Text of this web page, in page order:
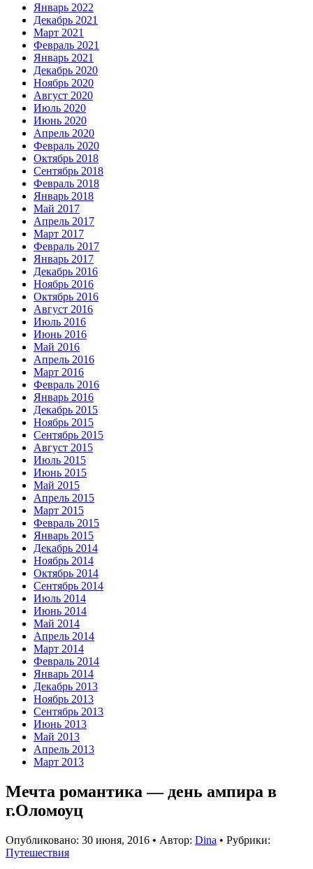
Январь 2022
Декабрь 2021
Март 2021
Февраль 2021
Январь 2021
Декабрь 2020
Ноябрь 2020
Август 2020
Июль 2020
Июнь 2020
Апрель 2020
Февраль 2020
Октябрь 2018
Сентябрь 2018
Февраль 2018
Январь 2018
Май 2017
Апрель 2017
Март 2017
Февраль 2017
Январь 2017
Декабрь 2016
Ноябрь 2016
Октябрь 2016
Август 2016
Июль 2016
Июнь 2016
Май 2016
Апрель 2016
Март 2016
Февраль 2016
Январь 2016
Декабрь 2015
Ноябрь 2015
Сентябрь 2015
Август 2015
Июль 2015
Июнь 2015
Май 2015
Апрель 2015
Март 2015
Февраль 2015
Январь 2015
Декабрь 2014
Ноябрь 2014
Октябрь 2014
Сентябрь 2014
Июль 2014
Июнь 2014
Май 2014
Апрель 2014
Март 2014
Февраль 2014
Январь 2014
Декабрь 2013
Ноябрь 2013
Сентябрь 2013
Июнь 2013
Май 2013
Апрель 2013
Март 2013
Мечта романтика — день ампира в
г.Оломоуц
Опубликовано: 30 июня, 2016 • Автор: Dina • Рубрики:
Путешествия